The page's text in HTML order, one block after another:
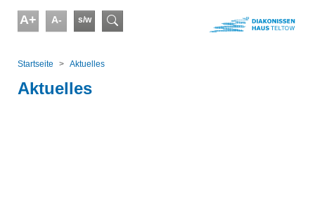
A+ A- s/w Suchformular
Startseite
Aktuelles
Aktuelles